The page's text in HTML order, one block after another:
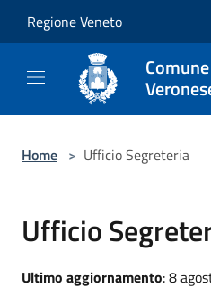
Regione Veneto
Home > Ufficio Segreteria
Ufficio
Ultimo aggiornamento: 8